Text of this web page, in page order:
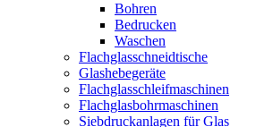
Bohren
Bedrucken
Waschen
Flachglasschneidtische
Glashebegeräte
Flachglasschleifmaschinen
Flachglasbohrmaschinen
Siebdruckanlagen für Glas